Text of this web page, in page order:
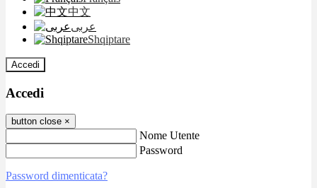
中文
عربى
Shqiptare
Accedi
Accedi
button close ×
Nome Utente
Password
Password dimenticata?